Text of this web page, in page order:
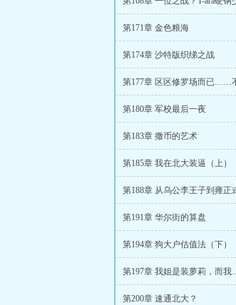
第171章 金色粮海
第174章 沙特版织绨之战
第177章 区区修罗场而已……
第180章 军校最后一夜
第183章 撒币的艺术
第185章 我在北大装逼（上）
第188章 从乌公李王子到雍正
第191章 华尔街的算盘
第194章 狗大户估值法（下）
第197章 我姐是装萝莉，而
第200章 速通北大？